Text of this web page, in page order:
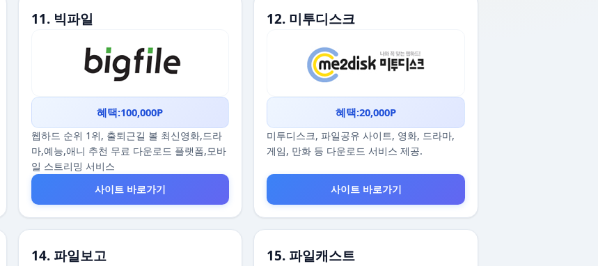
11. 빅파일
혜택:100,000P
웹하드 순위 1위, 출퇴근길 볼 최신영화,드라
마,예능,애니 추천 무료 다운로드 플랫폼,모바
일 스트리밍 서비스
사이트 바로가기
12. 미투디스크
혜택:20,000P
미투디스크, 파일공유 사이트, 영화, 드라마,
게임, 만화 등 다운로드 서비스 제공.
사이트 바로가기
14. 파일보고 15. 파일캐스트